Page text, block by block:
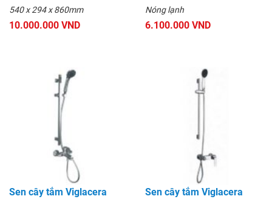
540 x 294 x 860mm
10.000.000 VND
Nóng lạnh
6.100.000 VND
Sen cây tắm Viglacera
Sen cây tắm Viglacera